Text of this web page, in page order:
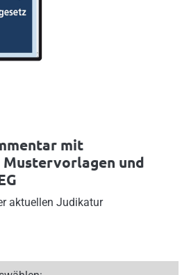
mit
und
aktuellen Judikatur